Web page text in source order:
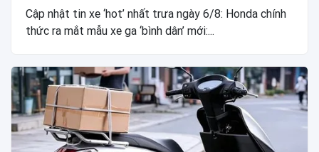
Cập nhật tin xe ‘hot’ nhất trưa ngày 6/8: Honda chính
thức ra mắt mẫu xe ga ‘bình dân’ mới:...